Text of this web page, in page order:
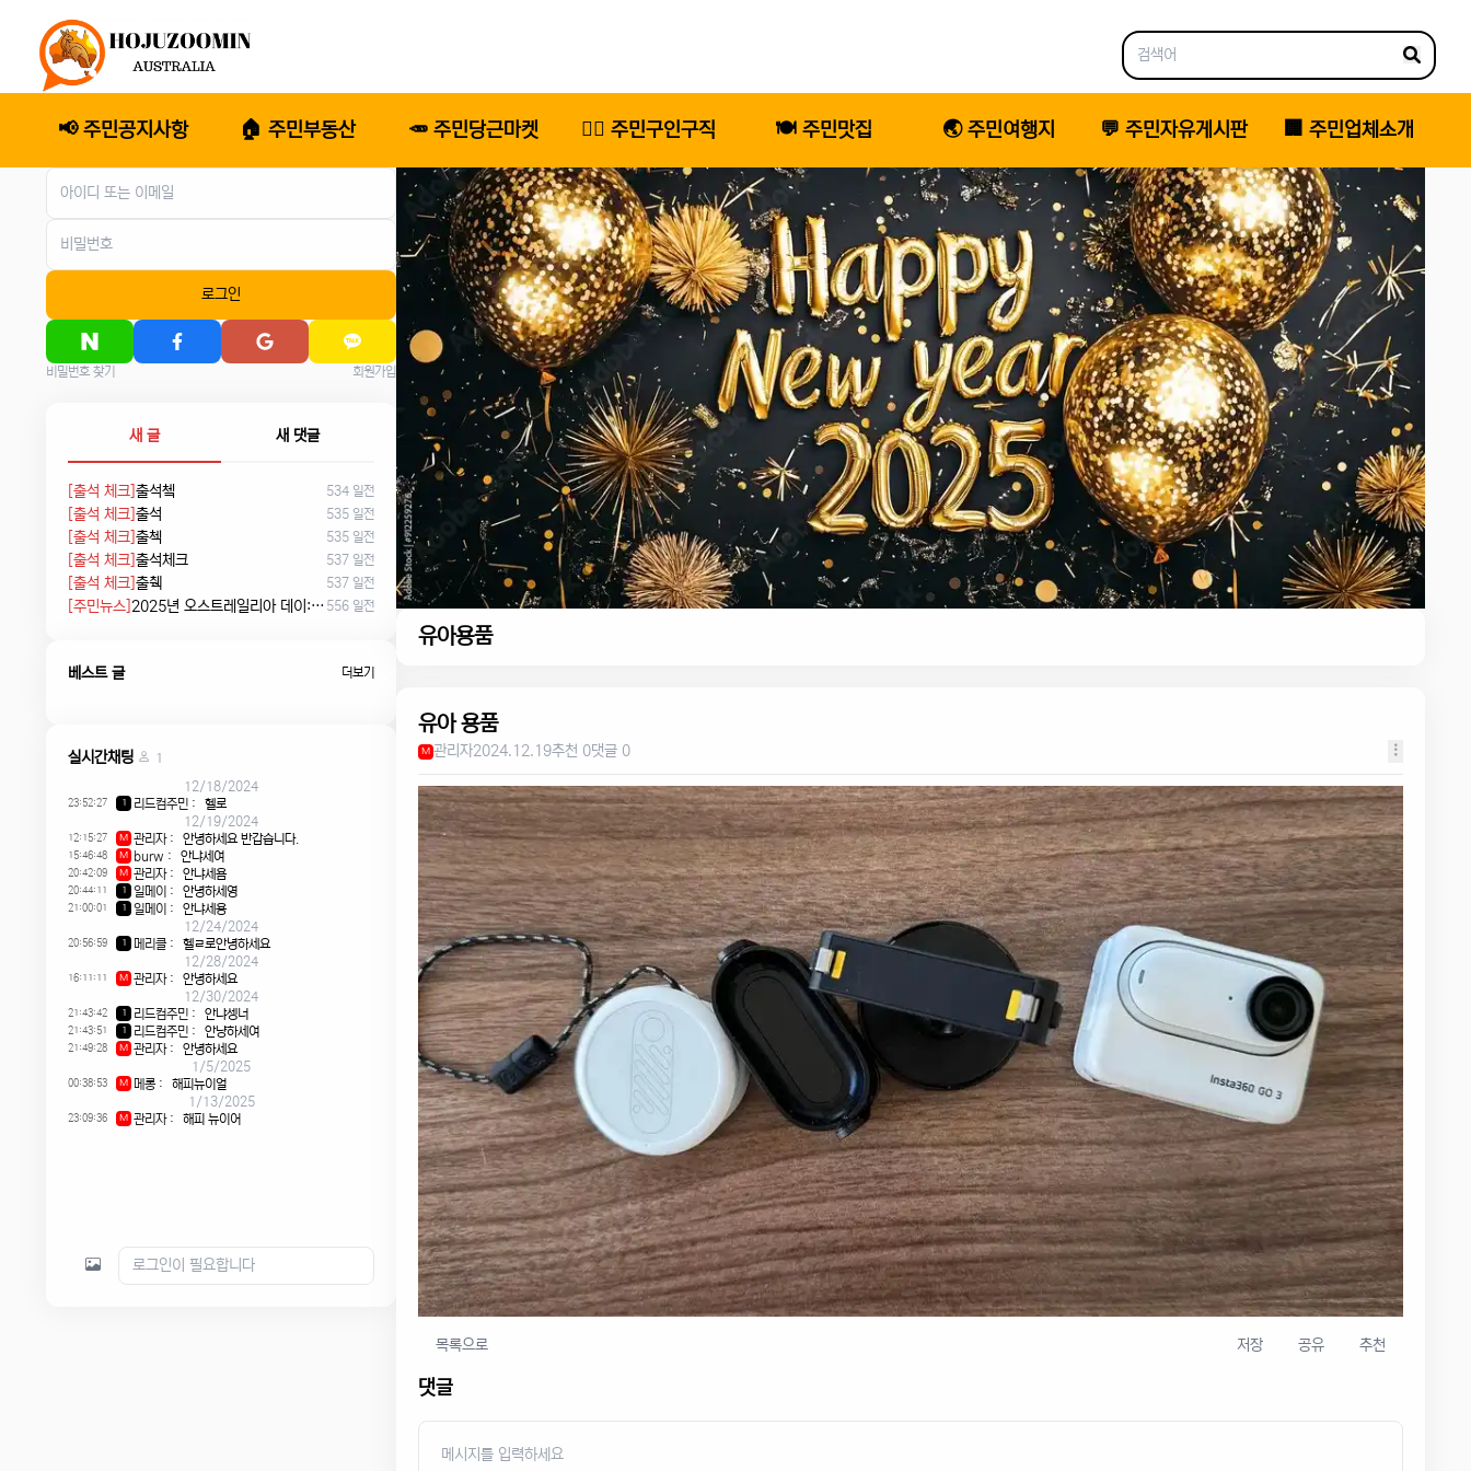
📢 주민공지사항 🏠 주민부동산 🥕 주민당근마켓 🕵️‍♂️ 주민구인구직 🍽️ 주민맛집 🌏 주민여행지 💬 주민자유게시판 🏢 주민업체소개
로그인
비밀번호 찾기 회원가입
새 글 새 댓글
[출석 체크] 출석쳌 534 일전
[출석 체크] 출석 535 일전
[출석 체크] 출첵 535 일전
[출석 체크] 출석체크 537 일전
[출석 체크] 출췍 537 일전
[주민뉴스] 2025년 오스트레일리아 데이: 침략의 날 시위에서 시민권 선서, 피크닉까지 556 일전
베스트 글 더보기
실시간채팅
1
12/18/2024
23:52:27 1 리드컴주민 :
헬로
12/19/2024
12:15:27 M 관리자: 안녕하세요 반갑습니다.
15:46:48 M burw : 안냐세여
20:42:09 M 관리자: 안냐세욤
20:44:11 1 일메이 : 안녕하세영
21:00:01 1 일메이 :
안냐세용
12/24/2024
20:56:59 1 메리클:
헬ㄹ로안녕하세요
12/28/2024
16:11:11 M 관리자:
안녕하세요
12/30/2024
21:43:42 1 리드컴주민 : 안냐셍너
21:43:51 1 리드컴주민 : 안냥하세여
21:49:28 M 관리자:
안녕하세요
1/5/2025
00:38:53 M 메롱:
해피뉴이얼
1/13/2025
23:09:36 M 관리자: 해피 뉴이어
유아용품
유아 용품
M 관리자2024.12.19추천 0댓글 0
목록으로 저장 공유 추천
댓글